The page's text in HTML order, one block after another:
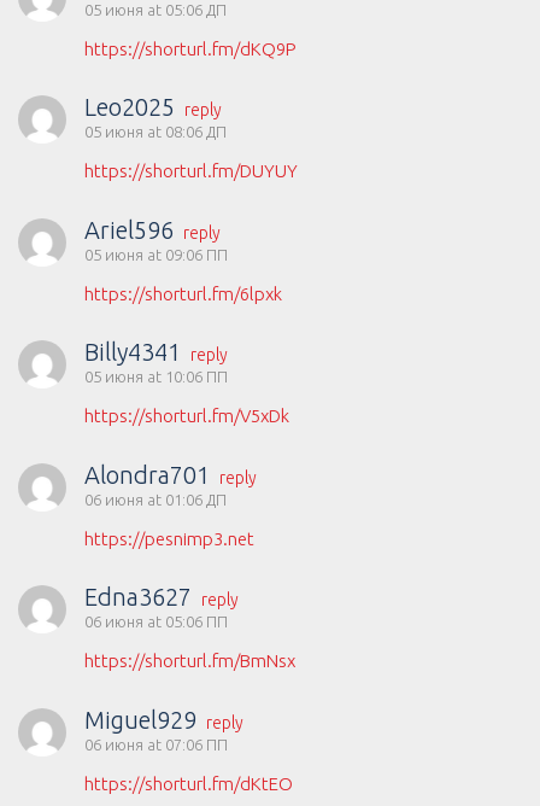
05 июня at 05:06 ДП
https://shorturl.fm/dKQ9P
Leo2025 reply
05 июня at 08:06 ДП
https://shorturl.fm/DUYUY
Ariel596 reply
05 июня at 09:06 ПП
https://shorturl.fm/6lpxk
Billy4341 reply
05 июня at 10:06 ПП
https://shorturl.fm/V5xDk
Alondra701 reply
06 июня at 01:06 ДП
https://pesnimp3.net
Edna3627 reply
06 июня at 05:06 ПП
https://shorturl.fm/BmNsx
Miguel929 reply
06 июня at 07:06 ПП
https://shorturl.fm/dKtEO